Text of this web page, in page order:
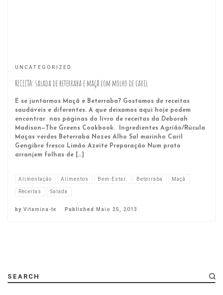
UNCATEGORIZED
RECEITA: salada de beterraba e maçã com molho de caril
E se juntarmos Maçã e Beterraba? Gostamos de receitas
saudáveis e diferentes. A que deixamos aqui hoje podem
encontrar nas páginas do livro de receitas da Deborah
Madison—The Greens Cookbook. Ingredientes Agrião/Rúcula
Maças verdes Beterraba Nozes Alho Sal marinho Caril
Gengibre fresco Limão Azeite Preparação Num prato
arranjem folhas de […]
Alimentação Alimentos Bem-Estar. Beterraba
Maçã
Receitas
Salada
by Vitamina-te Published Maio 25, 2013
SEARCH